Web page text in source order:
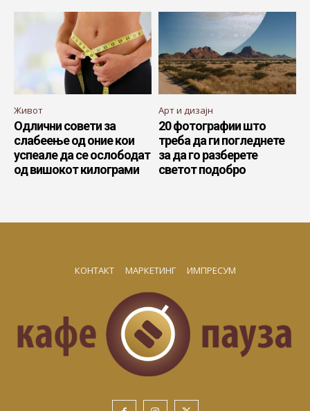
Живот
Одлични совети за
слабеење од оние кои
успеале да се ослободат
од вишокот килограми
Арт и дизајн
20 фотографии што
треба да ги погледнете
за да го разберете
светот подобро
КОНТАКТ МАРКЕТИНГ ИМПРЕСУМ